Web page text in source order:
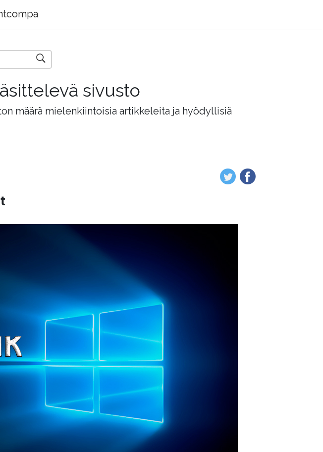
sivusto
määrä mielenkiintoisia artikkeleita ja hyödyllisiä